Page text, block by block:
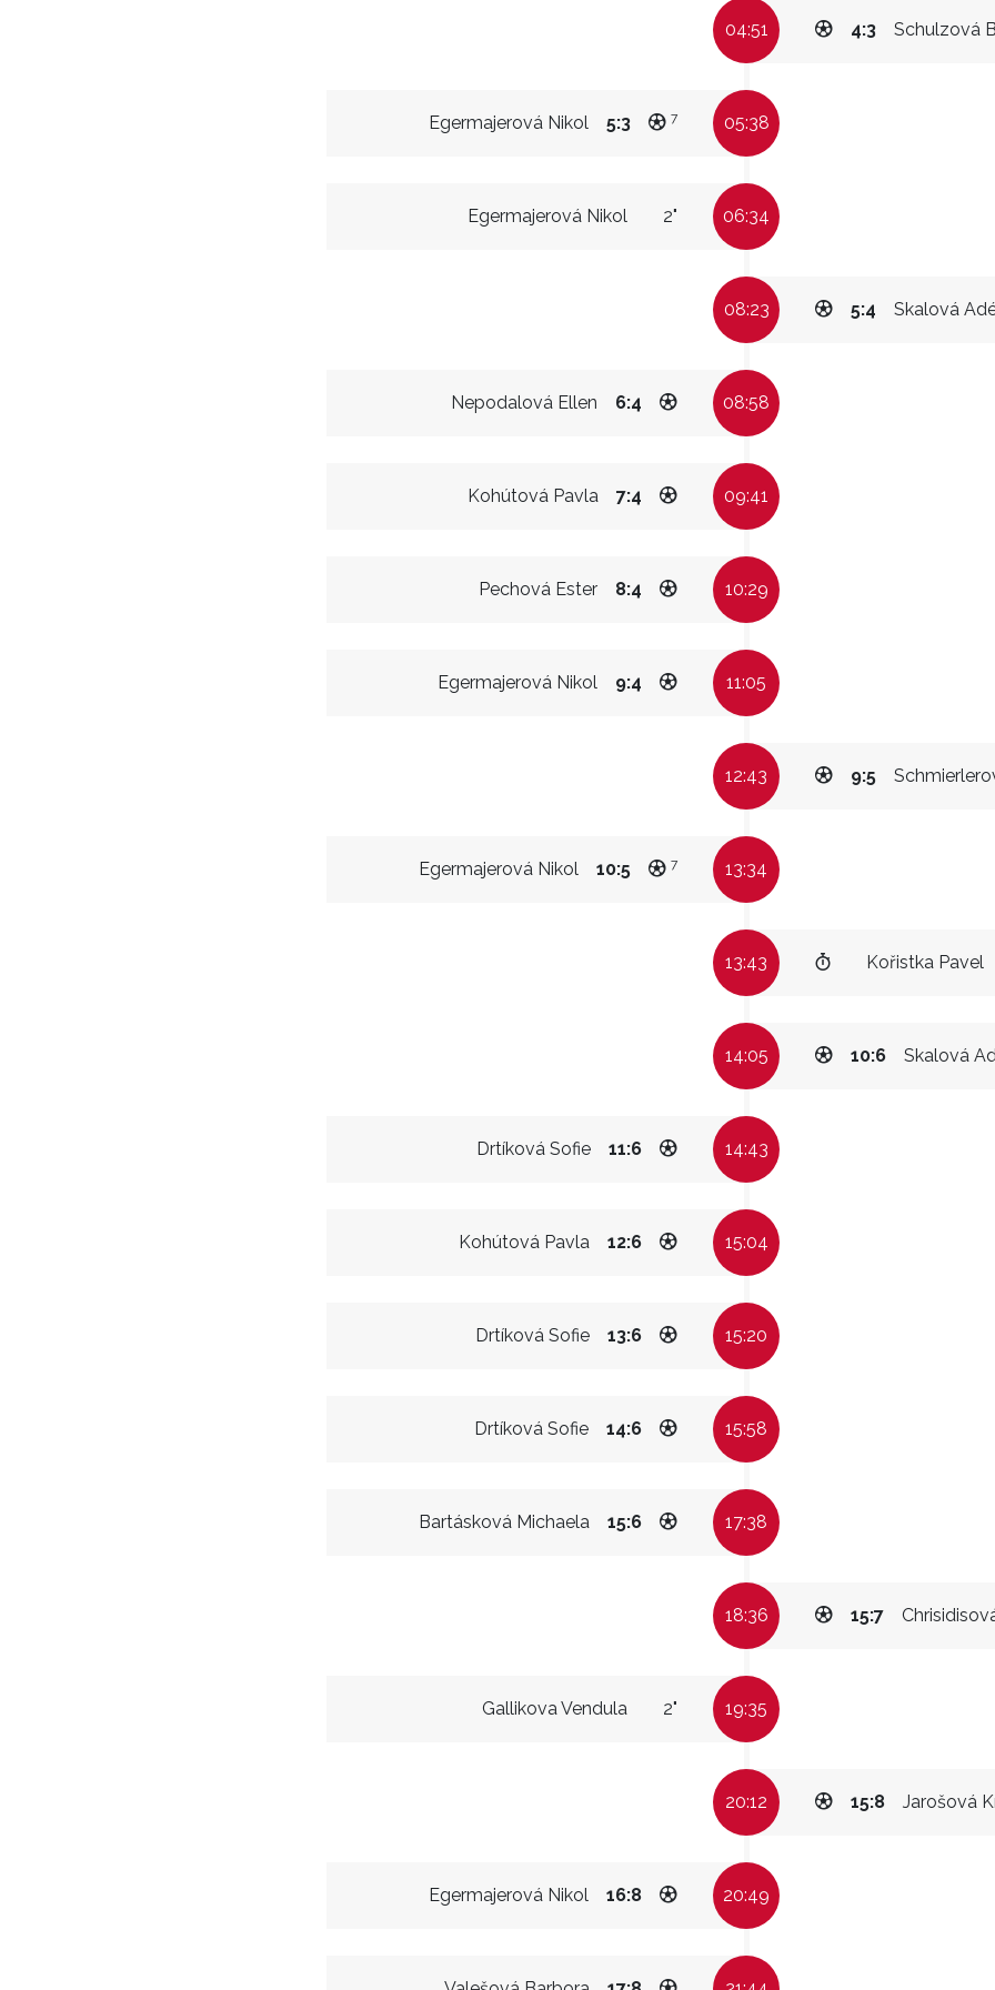
04:51 Schulzová
4:3
Egermajerová Nikol 5:3 7 05:38
Egermajerová Nikol 2" 06:34
08:23 Skalová
5:4
Nepodalová Ellen 6:4 08:58
Kohútová Pavla 7:4 09:41
Pechová Ester 8:4 10:29
Egermajerová Nikol 9:4 11:05
12:43 9:5
Egermajerová Nikol 10:5 7 13:34
13:43 Kořistka Pavel
14:05 Skalová
10:6
Drtíková Sofie 11:6 14:43
Kohútová Pavla 12:6 15:04
Drtíková Sofie 13:6 15:20
Drtíková Sofie 14:6 15:58
Bartásková Michaela 15:6 17:38
18:36 15:7
Gallikova Vendula 2" 19:35
20:12 Jarošová
15:8
Egermajerová Nikol 16:8 20:49